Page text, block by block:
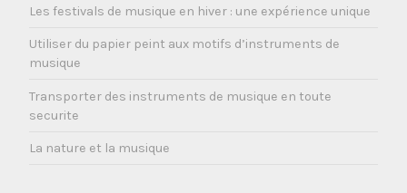
Les festivals de musique en hiver : une expérience unique
Utiliser du papier peint aux motifs d’instruments de
musique
Transporter des instruments de musique en toute
securite
La nature et la musique